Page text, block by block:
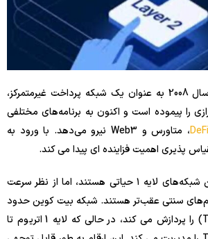
از زمان پیشنهاد آن در سال 2008 به عنوان یک شبکه پرداخت غیرمتمرکز،
را پیموده است و اکنون به برنامه‌های مختلفی
DeFi
، GameFi، NFTs، متاورس و Web3 نیرو می‌دهد. با ورود به
پذیری اهمیت فزاینده ای پیدا می کند.
اگرچه اتریوم و بیت‌کوین شبکه‌های لایه ۱ حیاتی هستند، اما از نظر سرعت
سنتی عقب‌تر هستند. شبکه بیت کوین حدود
7 تراکنش در ثانیه (TPS) را پردازش می کند، در حالی که لایه 1 اتریوم تا